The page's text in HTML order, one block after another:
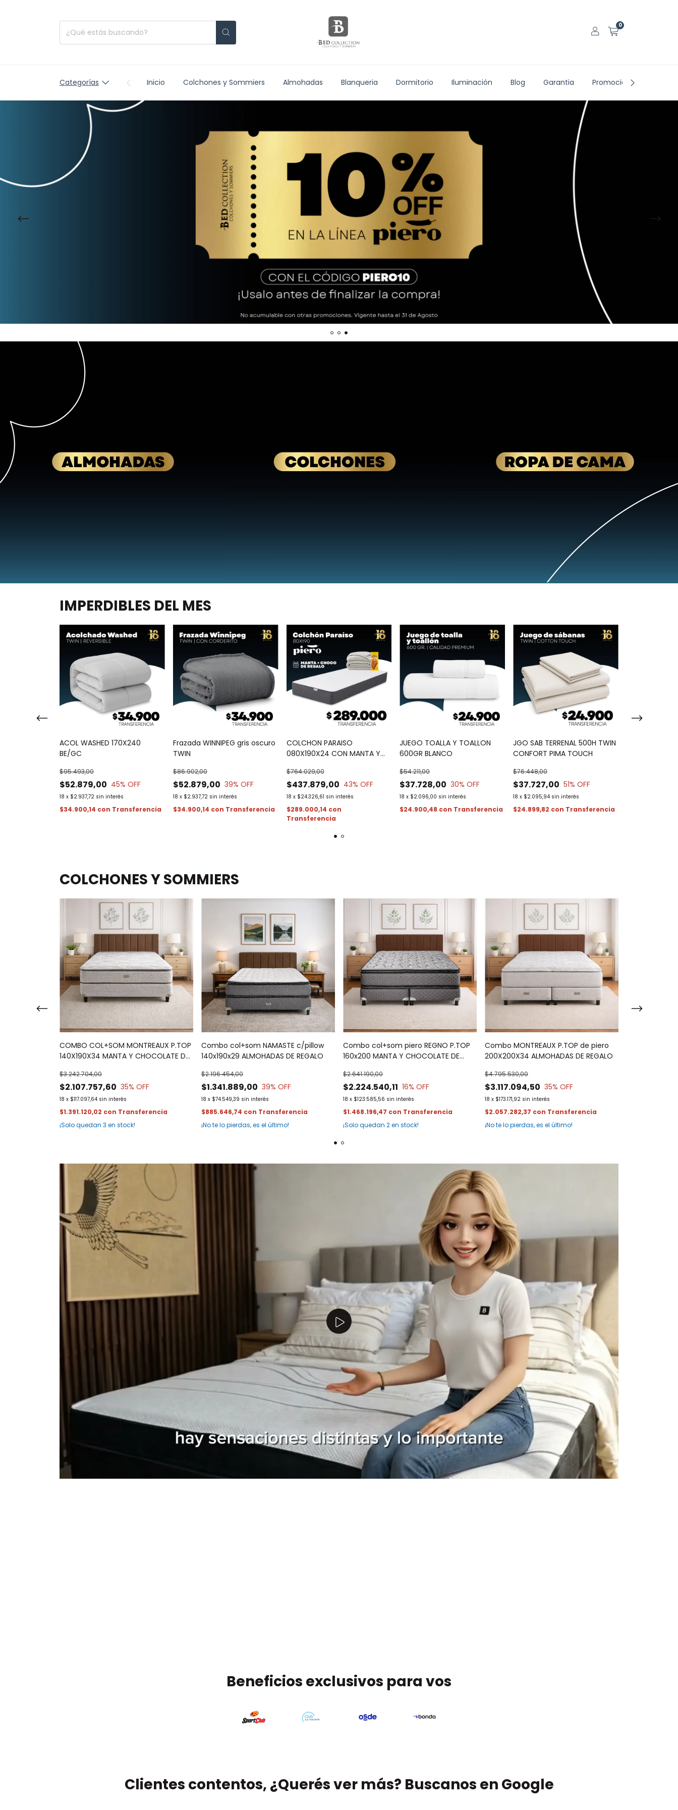
0
Categorías Inicio Colchones y Sommiers Almohadas Blanqueria Dormitorio Iluminación Blog Garantia Promociones vigentes
IMPERDIBLES DEL MES
ACOL WASHED 170X240
BE/GC
$52.879,00
$95.493,00
45% OFF
18 x $2.937,72 sin interés
$34.900,14 con
Frazada WINNIPEG gris oscuro
TWIN
$52.879,00
$86.902,00
39% OFF
18 x $2.937,72 sin interés
$34.900,14 con
COLCHON PARAISO
080X190X24 CON MANTA Y
$437.879,00
$764.029,00
43% OFF
18 x $24.326,61 sin interés
$289.000,14 con
JUEGO TOALLA Y TOALLON
600GR BLANCO
$37.728,00
$54.211,00
30% OFF
18 x $2.096,00 sin interés
$24.900,48 con
JGO SAB TERRENAL 500H TWIN
CONFORT PIMA TOUCH
$37.727,00
$76.448,00
51% OFF
18 x $2.095,94 sin interés
$24.899,82 con
COLCHONES Y SOMMIERS
COMBO COL+SOM MONTREAUX P.TOP
140X190X34 MANTA Y CHOCOLATE DE
$2.107.757,60
$3.242.704,00
35% OFF
18 x $117.097,64 sin interés
$1.391.120,02 con
¡Solo quedan 3 en stock!
Combo col+som NAMASTE c/pillow
140x190x29 ALMOHADAS DE REGALO
$1.341.889,00
$2.196.454,00
39% OFF
18 x $74.549,39 sin interés
$885.646,74 con
¡No te lo pierdas, es el último!
Combo col+som piero REGNO P.TOP
160x200 MANTA Y CHOCOLATE DE
$2.224.540,11
$2.641.190,00
16% OFF
18 x $123.585,56 sin interés
$1.468.196,47 con
¡Solo quedan 2en stock!
Combo MONTREAUX P.TOP de piero
200X200X34 ALMOHADAS DE REGALO
$3.117.094,50
$4.795.530,00
35% OFF
18 x $173.171,92 sin interés
$2.057.282,37 con
¡No te lo pierdas, es el último!
Beneficios exclusivos para vos
Clientes contentos, ¿Querés ver más? Buscanos en Google